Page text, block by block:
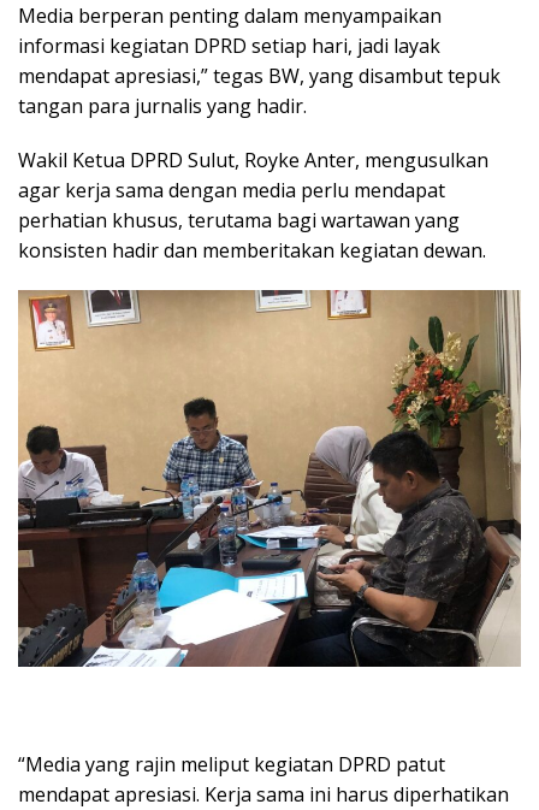
Media berperan penting dalam menyampaikan
informasi kegiatan DPRD setiap hari, jadi layak
mendapat apresiasi,” tegas BW, yang disambut tepuk
tangan para jurnalis yang hadir.
Wakil Ketua DPRD Sulut, Royke Anter, mengusulkan
agar kerja sama dengan media perlu mendapat
perhatian khusus, terutama bagi wartawan yang
konsisten hadir dan memberitakan kegiatan dewan.
“Media yang rajin meliput kegiatan DPRD patut
mendapat apresiasi. Kerja sama ini harus diperhatikan